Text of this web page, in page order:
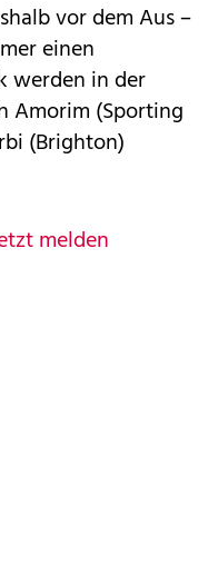
vor dem Aus –
einen
werden in der
Amorim (Sporting
(Brighton)
melden